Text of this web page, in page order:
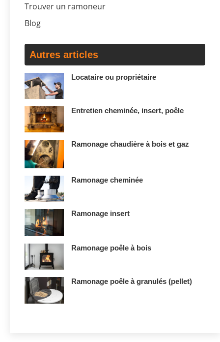
Trouver un ramoneur
Blog
Autres articles
Locataire ou propriétaire
Entretien cheminée, insert, poêle
Ramonage chaudière à bois et gaz
Ramonage cheminée
Ramonage insert
Ramonage poêle à bois
Ramonage poêle à granulés (pellet)